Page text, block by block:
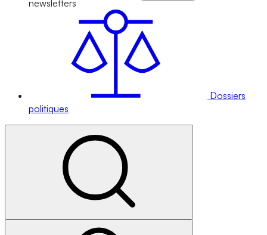
newsletters
Dossiers
politiques